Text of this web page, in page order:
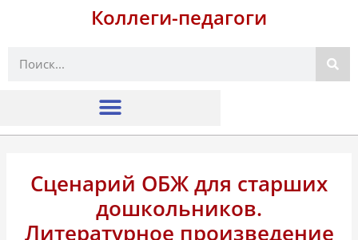
Коллеги-педагоги
Поиск
Сценарий ОБЖ для старших
дошкольников.
Литературное произведение